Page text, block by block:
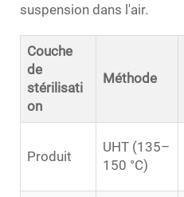
suspension dans l'air.
Couche
de
stérilisati
on
Méthode
Produit
UHT (135–
150 °C)